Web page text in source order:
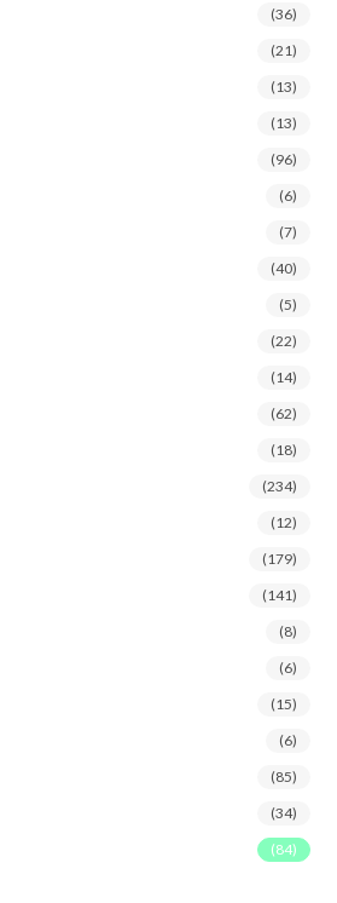
(36)
(21)
(13)
(13)
(96)
(6)
(7)
(40)
(5)
(22)
(14)
(62)
(18)
(234)
(12)
(179)
(141)
(8)
(6)
(15)
(6)
(85)
(34)
(84)